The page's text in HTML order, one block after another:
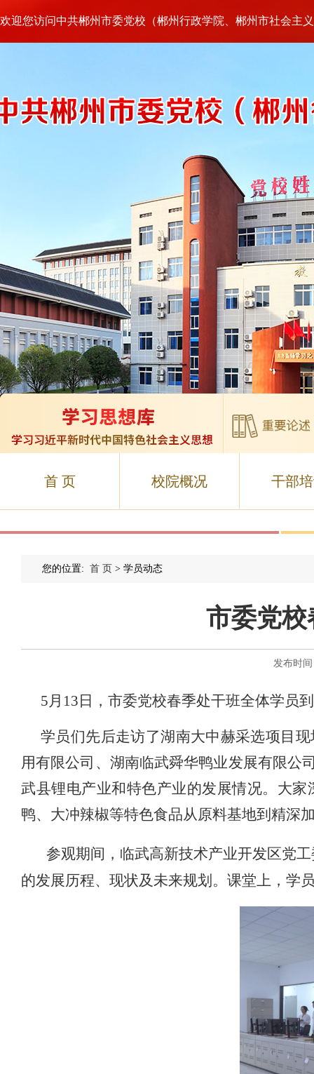
欢迎您访问中共郴州市委党校（郴州行政学院、郴州市社会主
首 页 校院概况 干部
您的位置: 首 页 > 学员动态
市委党
发布时
5月13日，市委党校春季处干班全体学员
学员们先后走访了湖南大中赫采选项目
用有限公司、湖南临武舜华鸭业发展有限公
武县锂电产业和特色产业的发展情况。大
鸭、大冲辣椒等特色食品从原料基地到精深
参观期间，临武高新技术产业开发区党
的发展历程、现状及未来规划。课堂上，学